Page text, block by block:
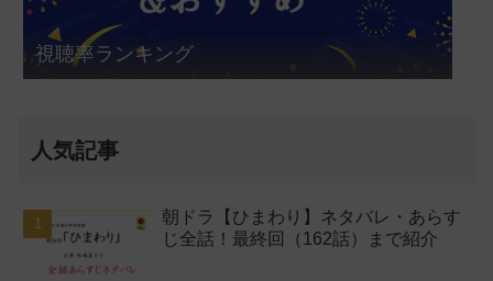
視聴率ランキング
人気記事
朝ドラ【ひまわり】ネタバレ・あらす
じ全話！最終回（162話）まで紹介